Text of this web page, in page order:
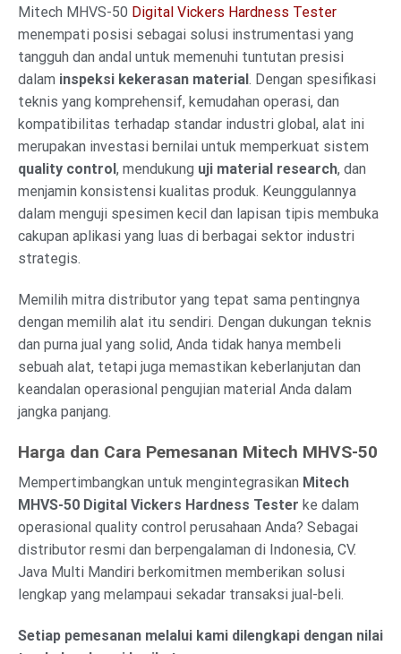
Mitech MHVS-50 Digital Vickers Hardness Tester
menempati posisi sebagai solusi instrumentasi yang
tangguh dan andal untuk memenuhi tuntutan presisi
dalam inspeksi kekerasan material. Dengan spesifikasi
teknis yang komprehensif, kemudahan operasi, dan
kompatibilitas terhadap standar industri global, alat ini
merupakan investasi bernilai untuk memperkuat sistem
quality control, mendukung uji material research, dan
menjamin konsistensi kualitas produk. Keunggulannya
dalam menguji spesimen kecil dan lapisan tipis membuka
cakupan aplikasi yang luas di berbagai sektor industri
strategis.
Memilih mitra distributor yang tepat sama pentingnya
dengan memilih alat itu sendiri. Dengan dukungan teknis
dan purna jual yang solid, Anda tidak hanya membeli
sebuah alat, tetapi juga memastikan keberlanjutan dan
keandalan operasional pengujian material Anda dalam
jangka panjang.
Harga dan Cara Pemesanan Mitech MHVS-50
Mempertimbangkan untuk mengintegrasikan Mitech
MHVS-50 Digital Vickers Hardness Tester ke dalam
operasional quality control perusahaan Anda? Sebagai
distributor resmi dan berpengalaman di Indonesia, CV.
Java Multi Mandiri berkomitmen memberikan solusi
lengkap yang melampaui sekadar transaksi jual-beli.
Setiap pemesanan melalui kami dilengkapi dengan nilai